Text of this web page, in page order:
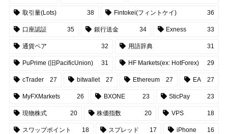
取引量(Lots) 38 Fintokei(フィントケイ) 36
口座認証 35 銀行送金 34 Exness 33
通貨ペア 32 用語辞典 31
PuPrime (旧PacificUnion) 31 HF Markets(ex: HotForex) 29
cTrader 27 bitwallet 27 Ethereum 27 EA 27
MyFXMarkets 26 BXONE 23 SticPay 23
現物株式 20 株価指数 20 VPS 18
スワップポイント 18 スプレッド 17 iPhone 16